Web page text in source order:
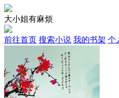
大小姐有麻烦
前往首页 搜索小说 我的书架 个